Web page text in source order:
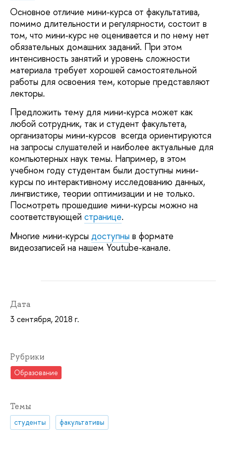
Основное отличие мини-курса от факультатива,
помимо длительности и регулярности, состоит в
том, что мини-курс не оценивается и по нему нет
обязательных домашних заданий. При этом
интенсивность занятий и уровень сложности
материала требует хорошей самостоятельной
работы для освоения тем, которые представляют
лекторы.
Предложить тему для мини-курса может как
любой сотрудник, так и студент факультета,
организаторы мини-курсов всегда ориентируются
на запросы слушателей и наиболее актуальные для
компьютерных наук темы. Например, в этом
учебном году студентам были доступны мини-
курсы по интерактивному исследованию данных,
лингвистике, теории оптимизации и не только.
Посмотреть прошедшие мини-курсы можно на
соответствующей странице.
Многие мини-курсы доступны в формате
видеозаписей на нашем Youtube-канале.
Дата
3 сентября, 2018 г.
Рубрики
Образование
Темы
студенты факультативы